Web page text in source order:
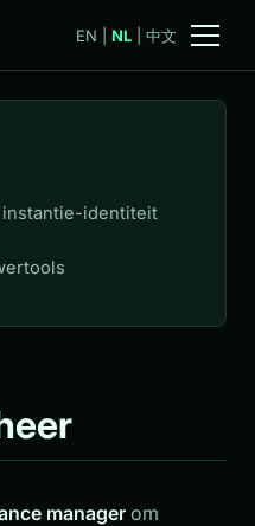
EN NL| 中文
instantie-identiteit
managerom